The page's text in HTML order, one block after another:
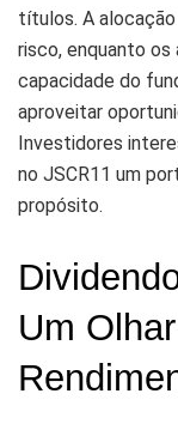
títulos. A
risco, enquanto
capacidade do
aproveitar
Investidores
no JSCR11 um
propósito.
Um